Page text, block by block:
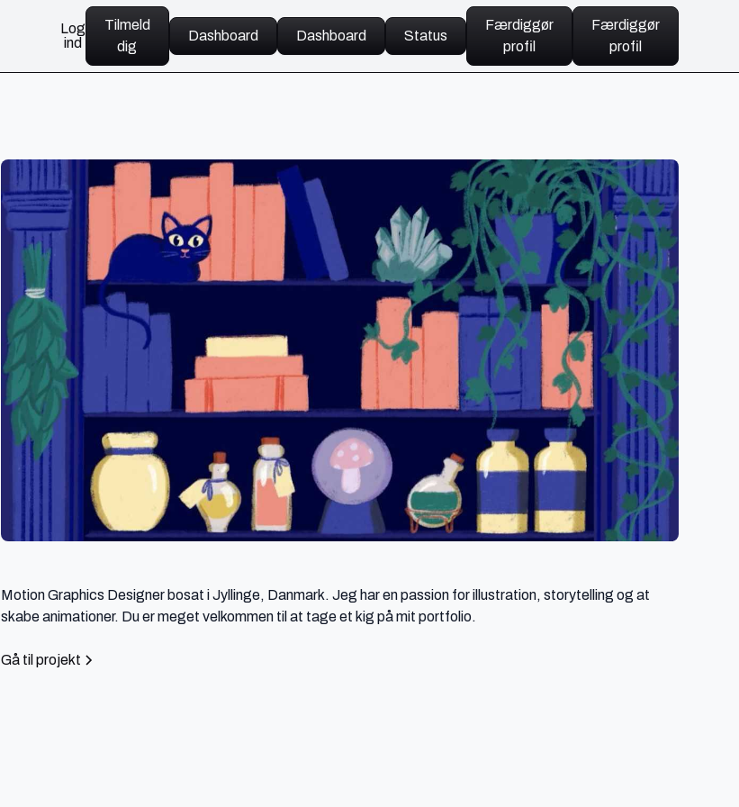
Log
ind
Tilmeld
dig
Dashboard Dashboard Status
Færdiggør
profil
Færdiggør
profil
Motion Graphics Designer bosat i Jyllinge, Danmark. Jeg har en passion for illustration, storytelling og at
skabe animationer. Du er meget velkommen til at tage et kig på mit portfolio.
Gå til projekt